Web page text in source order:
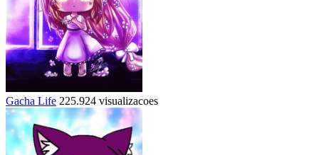
Gacha Life 225.924 visualizacoes